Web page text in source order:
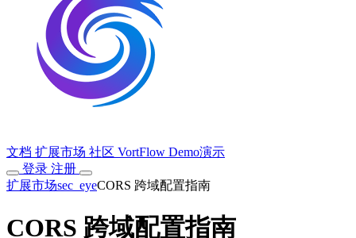
文档 扩展市场 社区 VortFlow Demo演示
登录 注册
扩展市场sec_eyeCORS 跨域配置指南
CORS 跨域配置指南